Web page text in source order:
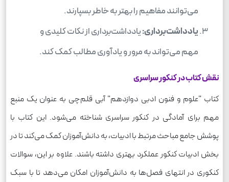
می‌توانند مفاهیم را بهتر به خاطر بسپارند.
یادداشت‌برداری:یادداشت‌برداری از نکات کلیدی و
مهم می‌تواند به مرور و یادآوری مطالب کمک کند.
نقش کتاب در کنکور سراسری
کتاب "علوم و فنون ادبی دوازدهم" آبی قلم‌چی به عنوان یک منبع
مهم برای آمادگی در کنکور سراسری شناخته می‌شود. این کتاب با
پوشش جامع مباحث مرتبط با ادبیات، به دانش‌آموزان کمک می‌کند تا در
بخش ادبیات کنکور عملکرد بهتری داشته باشند. علاوه بر این، سوالات
کنکوری در انتهای فصل‌ها به دانش‌آموزان امکان می‌دهد تا با سبک